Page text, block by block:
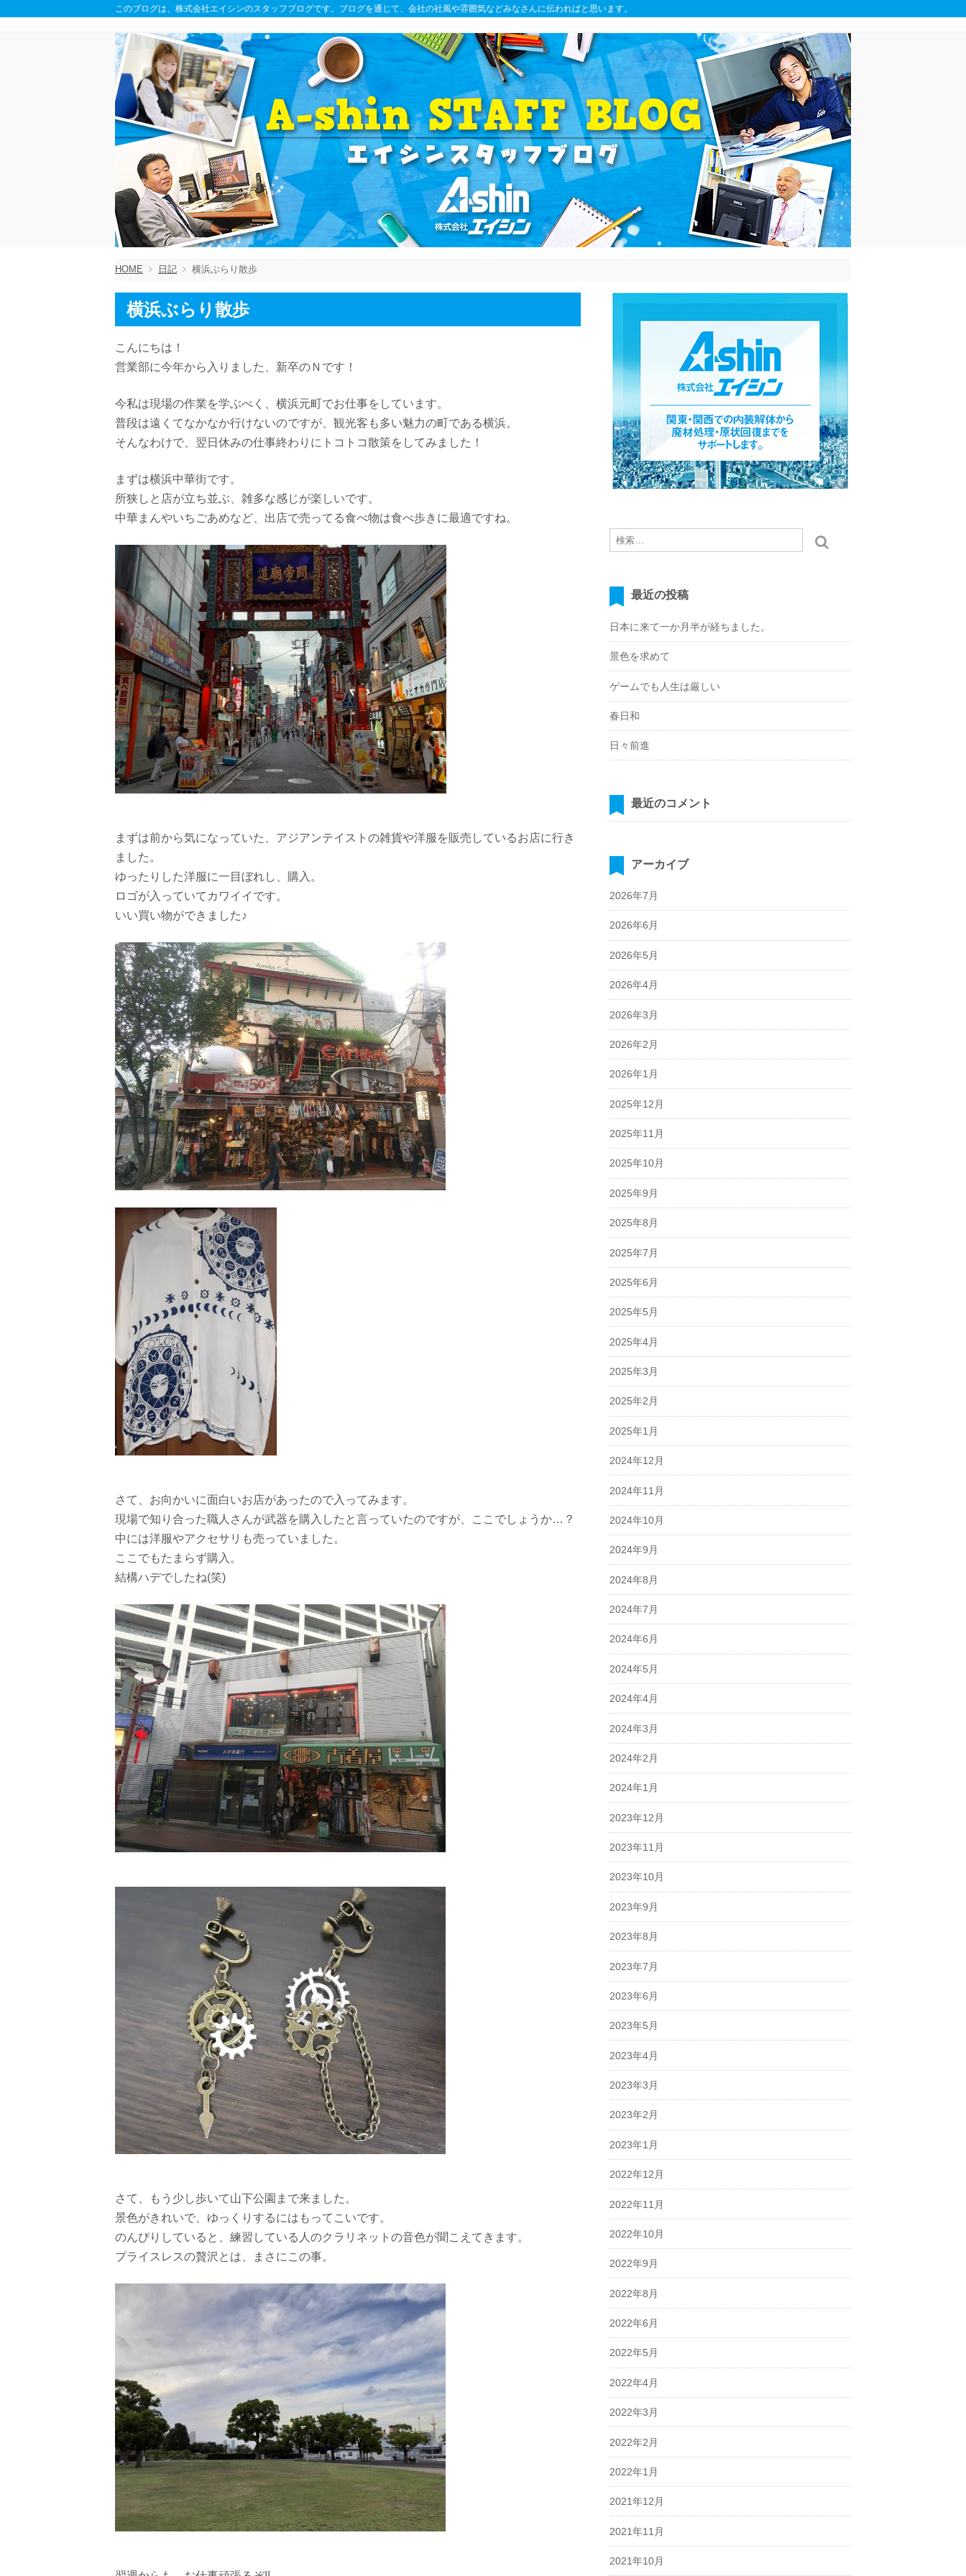
このブログは、株式会社エイシンのスタッフブログです。ブログを通じて、会社の社風や雰囲気などみなさんに伝わればと思います。
HOME 日記 横浜ぶらり散歩
横浜ぶらり散歩
こんにちは！
営業部に今年から入りました、新卒のＮです！
今私は現場の作業を学ぶべく、横浜元町でお仕事をしています。
普段は遠くてなかなか行けないのですが、観光客も多い魅力の町である横浜。
そんなわけで、翌日休みの仕事終わりにトコトコ散策をしてみました！
まずは横浜中華街です。
所狭しと店が立ち並ぶ、雑多な感じが楽しいです。
中華まんやいちごあめなど、出店で売ってる食べ物は食べ歩きに最適ですね。
まずは前から気になっていた、アジアンテイストの雑貨や洋服を販売しているお店に行き
ました。
ゆったりした洋服に一目ぼれし、購入。
ロゴが入っていてカワイイです。
いい買い物ができました♪
さて、お向かいに面白いお店があったので入ってみます。
現場で知り合った職人さんが武器を購入したと言っていたのですが、ここでしょうか…？
中には洋服やアクセサリも売っていました。
ここでもたまらず購入。
結構ハデでしたね(笑)
さて、もう少し歩いて山下公園まで来ました。
景色がきれいで、ゆっくりするにはもってこいです。
のんびりしていると、練習している人のクラリネットの音色が聞こえてきます。
プライスレスの贅沢とは、まさにこの事。
最近の投稿
日本に来て一か月半が経ちました。
景色を求めて
ゲームでも人生は厳しい
春日和
日々前進
最近のコメント
アーカイブ
2026年7月
2026年6月
2026年5月
2026年4月
2026年3月
2026年2月
2026年1月
2025年12月
2025年11月
2025年10月
2025年9月
2025年8月
2025年7月
2025年6月
2025年5月
2025年4月
2025年3月
2025年2月
2025年1月
2024年12月
2024年11月
2024年10月
2024年9月
2024年8月
2024年7月
2024年6月
2024年5月
2024年4月
2024年3月
2024年2月
2024年1月
2023年12月
2023年11月
2023年10月
2023年9月
2023年8月
2023年7月
2023年6月
2023年5月
2023年4月
2023年3月
2023年2月
2023年1月
2022年12月
2022年11月
2022年10月
2022年9月
2022年8月
2022年6月
2022年5月
2022年4月
2022年3月
2022年2月
2022年1月
2021年12月
2021年11月
2021年10月